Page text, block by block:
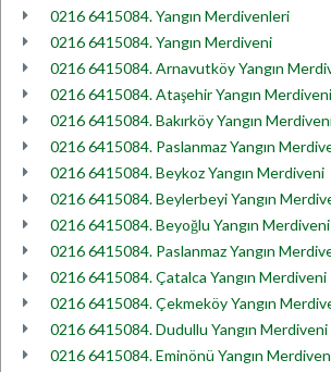
0216 6415084. Yangın Merdivenleri
0216 6415084. Yangın Merdiveni
0216 6415084. Arnavutköy Yangın
0216 6415084. Ataşehir Yangın Merdiveni
0216 6415084. Bakırköy Yangın
0216 6415084. Paslanmaz Yangın
0216 6415084. Beykoz Yangın Merdiveni
0216 6415084. Beylerbeyi Yangın
0216 6415084. Beyoğlu Yangın Merdiveni
0216 6415084. Paslanmaz Yangın
0216 6415084. Çatalca Yangın Merdiveni
0216 6415084. Çekmeköy Yangın
0216 6415084. Dudullu Yangın Merdiveni
0216 6415084. Eminönü Yangın